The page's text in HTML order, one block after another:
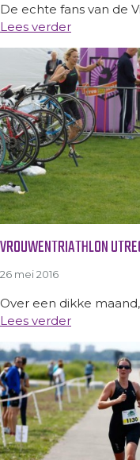
De echte fans van de
Lees verder
VROUWENTRIATHLON
26 mei 2016
Over een dikke
Lees verder